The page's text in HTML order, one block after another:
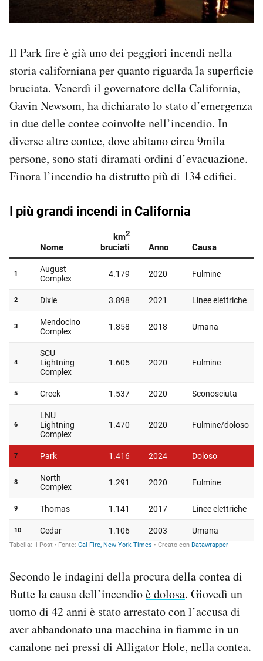
Il Park fire è già uno dei peggiori incendi nella
storia californiana per quanto riguarda la superficie
bruciata. Venerdì il governatore della California,
Gavin Newsom, ha dichiarato lo stato d’emergenza
in due delle contee coinvolte nell’incendio. In
diverse altre contee, dove abitano circa 9mila
persone, sono stati diramati ordini d’evacuazione.
Finora l’incendio ha distrutto più di 134 edifici.
Secondo le indagini della procura della contea di
Butte la causa dell’incendioè dolosa. Giovedì un
uomo di 42 anni è stato arrestato con l’accusa di
aver abbandonato una macchina in fiamme in un
canalone nei pressi di Alligator Hole, nella contea.